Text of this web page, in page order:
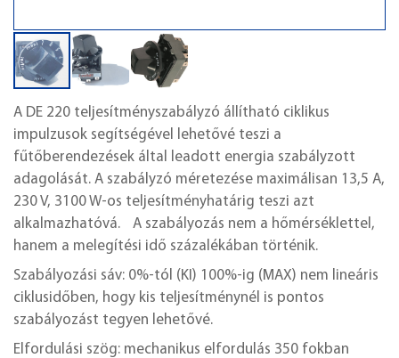
A DE 220 teljesítményszabályzó állítható ciklikus
impulzusok segítségével lehetővé teszi a
fűtőberendezések által leadott energia szabályzott
adagolását. A szabályzó méretezése maximálisan 13,5 A,
230 V, 3100 W-os teljesítményhatárig teszi azt
alkalmazhatóvá. A szabályozás nem a hőmérséklettel,
hanem a melegítési idő százalékában történik.
Szabályozási sáv: 0%-tól (KI) 100%-ig (MAX) nem lineáris
ciklusidőben, hogy kis teljesítménynél is pontos
szabályozást tegyen lehetővé.
Elfordulási szög: mechanikus elfordulás 350 fokban